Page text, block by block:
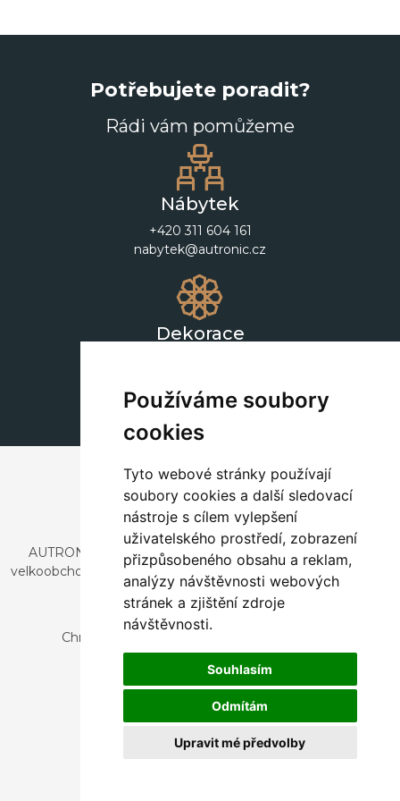
Používáme soubory
cookies
Tyto webové stránky používají
soubory cookies a další sledovací
nástroje s cílem vylepšení
uživatelského prostředí, zobrazení
přizpůsobeného obsahu a reklam,
analýzy návštěvnosti webových
stránek a zjištění zdroje
návštěvnosti.
Souhlasím
Odmítám
Upravit mé předvolby
Potřebujete poradit?
Rádi vám pomůžeme
Nábytek
+420 311 604 161
nabytek@autronic.cz
Dekorace
AUTRONIC, s.r.o. je společnost zabývající se dovozem a
velkoobchodním prodejem designového i stylového nábytku
a dekorací.
Česká republika
Chrustenice 270, 267 12 Loděnice u Berouna
Slovensko
Nová 366, 032 02 Závažná Poruba